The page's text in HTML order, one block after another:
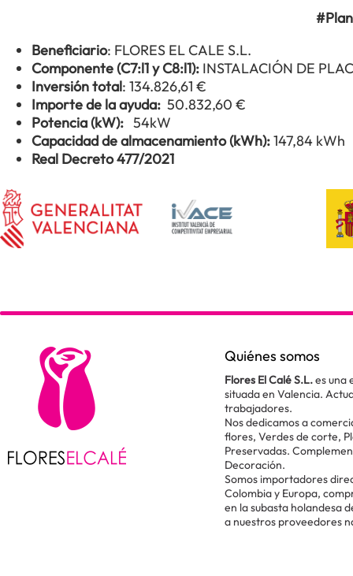
Beneficiario: FLORES EL CALE S.L.
Componente (C7:l1 y C8:l1): INSTALACIÓN DE
Inversión total: 134.826,61 €
Importe de la ayuda: 50.832,60 €
Potencia (kW): 54kW
Capacidad de almacenamiento (kWh):147,84 kWh
Real Decreto 477/2021
Quiénes somos
Flores El Calé S.L.es una
situada en Valencia.
trabajadores.
Nos dedicamos a
flores, Verdes de corte,
Preservadas.
Decoración.
Somos importadores
Colombia y Europa,
en la subasta holandesa
a nuestros proveedores